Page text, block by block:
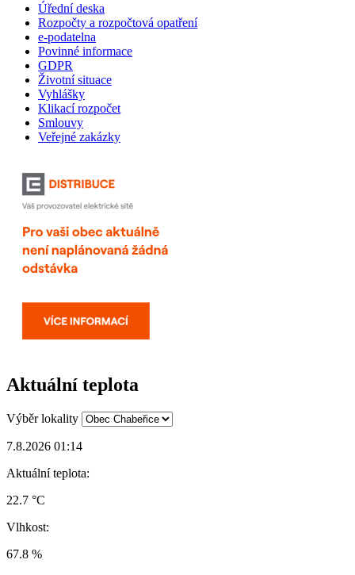
Úřední deska
Rozpočty a rozpočtová opatření
e-podatelna
Povinné informace
GDPR
Životní situace
Vyhlášky
Klikací rozpočet
Smlouvy
Veřejné zakázky
Aktuální teplota
Výběr lokality
7.8.2026 01:14
Aktuální teplota:
22.7 °C
Vlhkost:
67.8 %